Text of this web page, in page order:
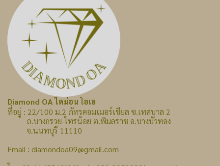
Diamond OA ไดม่อน โอเอ
ที่อยู่ : 22/100 ม.2 ภัทรคอมเมอร์เชียล ซ.เทศบาล 2
ถ.บางกรวย-ไทรน้อย ต.พิมลราช อ.บางบัวทอง
จ.นนทบุรี 11110
Email : diamondoa09@gmail.com